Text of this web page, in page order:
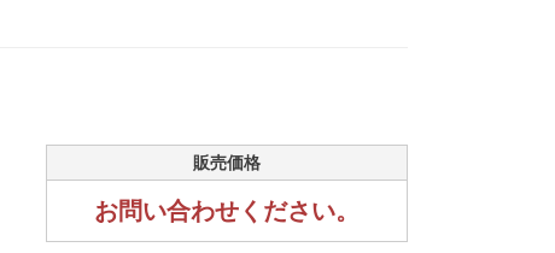
販売価格
お問い合わせください。